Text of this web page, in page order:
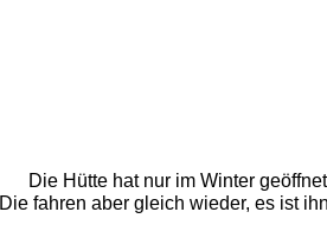
Die Hütte hat nur im Winter
Die fahren aber gleich wieder, es ist